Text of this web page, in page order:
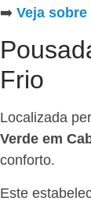
➡️ Veja
Frio
Localizada
Verde em
conforto.
Este